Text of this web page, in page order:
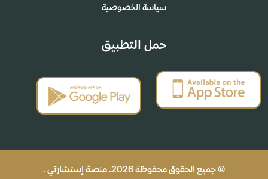
سياسة الخصوصية
حمل التطبيق
© جميع الحقوق محفوظة 2026. منصة إستشارتي .